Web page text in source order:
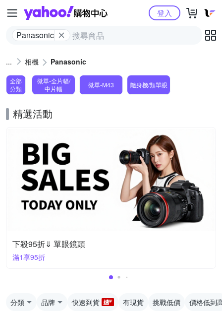
Yahoo購物中心
Panasonic
登入
相機 Panasonic
全部
分類
微單-全片幅/
中片幅
微單-M43 隨身機/類單眼
精選活動
下殺95折⇓ 單眼鏡頭
滿1享95折
分類 品牌 快速到貨 有現貨 挑戰低價 價格低到